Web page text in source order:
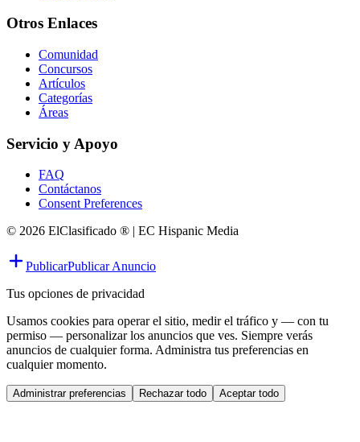
Otros Enlaces
Comunidad
Concursos
Artículos
Categorías
Áreas
Servicio y Apoyo
FAQ
Contáctanos
Consent Preferences
© 2026 ElClasificado ® | EC Hispanic Media
PublicarPublicar Anuncio
Tus opciones de privacidad
Usamos cookies para operar el sitio, medir el tráfico y — con tu
permiso — personalizar los anuncios que ves. Siempre verás
anuncios de cualquier forma. Administra tus preferencias en
cualquier momento.
Administrar preferencias Rechazar todo Aceptar todo